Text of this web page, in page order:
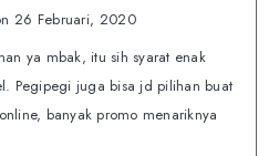
26 Februari, 2020
ya mbak, itu sih syarat enak
Pegipegi juga bisa jd pilihan buat
banyak promo menariknya